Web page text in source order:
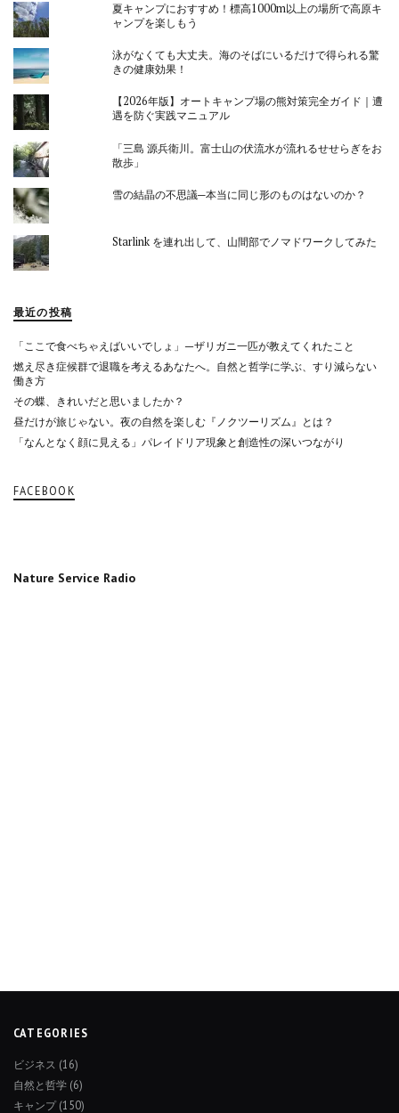
夏キャンプにおすすめ！標高1000m以上の場所で高原キ
ャンプを楽しもう
泳がなくても大丈夫。海のそばにいるだけで得られる驚
きの健康効果！
【2026年版】オートキャンプ場の熊対策完全ガイド｜遭
遇を防ぐ実践マニュアル
「三島 源兵衛川。富士山の伏流水が流れるせせらぎをお
散歩」
雪の結晶の不思議─本当に同じ形のものはないのか？
Starlink を連れ出して、山間部でノマドワークしてみた
最近の投稿
「ここで食べちゃえばいいでしょ」—ザリガニ一匹が教えてくれたこと
燃え尽き症候群で退職を考えるあなたへ。自然と哲学に学ぶ、すり減らない
働き方
その蝶、きれいだと思いましたか？
昼だけが旅じゃない。夜の自然を楽しむ『ノクツーリズム』とは？
「なんとなく顔に見える」パレイドリア現象と創造性の深いつながり
FACEBOOK
Nature Service Radio
CATEGORIES
ビジネス (16)
自然と哲学 (6)
キャンプ(150)